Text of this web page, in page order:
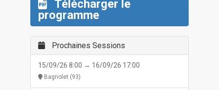
Télécharger le
programme
Prochaines Sessions
15/09/26 8:00 → 16/09/26 17:00
Bagnolet (93)